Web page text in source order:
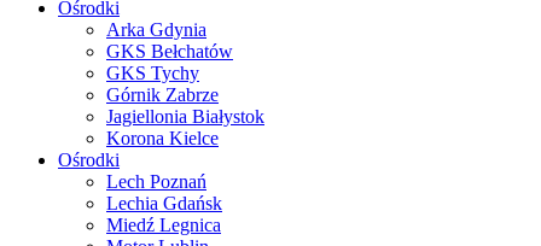
Ośrodki
Arka Gdynia
GKS Bełchatów
GKS Tychy
Górnik Zabrze
Jagiellonia Białystok
Korona Kielce
Ośrodki
Lech Poznań
Lechia Gdańsk
Miedź Legnica